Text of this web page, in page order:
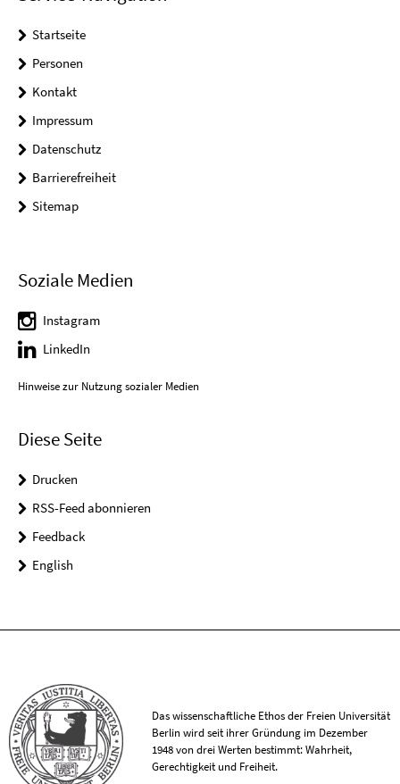
Startseite
Personen
Kontakt
Impressum
Datenschutz
Barrierefreiheit
Sitemap
Soziale Medien
Instagram
LinkedIn
Hinweise zur Nutzung sozialer Medien
Diese Seite
Drucken
RSS-Feed abonnieren
Feedback
English
Das wissenschaftliche Ethos der Freien Universität
Berlin wird seit ihrer Gründung im Dezember
1948 von drei Werten bestimmt: Wahrheit,
Gerechtigkeit und Freiheit.